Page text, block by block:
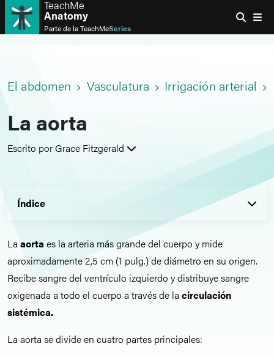
TeachMe
Anatomy
Parte de laTeachMeSeries
El abdomen Vasculatura Irrigación arterial
La aorta
Escrito por Grace Fitzgerald
Índice
La aorta es la arteria más grande del cuerpo y mide
aproximadamente 2,5 cm (1 pulg.) de diámetro en su origen.
Recibe sangre del ventrículo izquierdo y distribuye sangre
oxigenada a todo el cuerpo a través de la circulación
sistémica.
La aorta se divide en cuatro partes principales: